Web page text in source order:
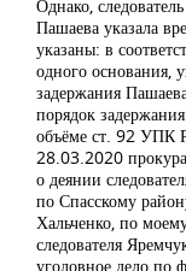
Однако,
Пашаева указала
указаны: в
одного основания,
задержания
порядок
объёме ст. 92 УПК
28.03.2020
о деянии
по Спасскому
Хальченко, по
следователя
уголовное дело по